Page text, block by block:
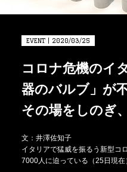
EVENT | 2020/03/25
コロナ危機のイ
器のバルブ」が
その場をしのぎ
文：井澤佐知子
イタリアで猛威を振るう新型コ
7000人に迫っている（25日現在